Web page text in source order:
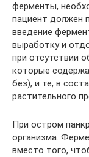
ферменты,
пациент должен
введение
выработку и
при отсутствии
которые
без), и те, в
растительного
При остром
организма.
вместо того,